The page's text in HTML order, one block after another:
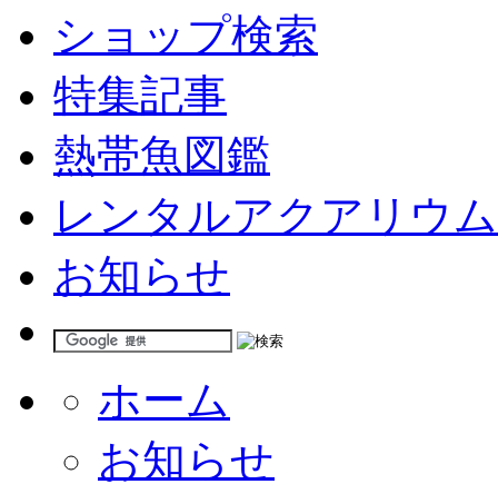
ショップ検索
特集記事
熱帯魚図鑑
レンタルアクアリウム
お知らせ
ホーム
お知らせ